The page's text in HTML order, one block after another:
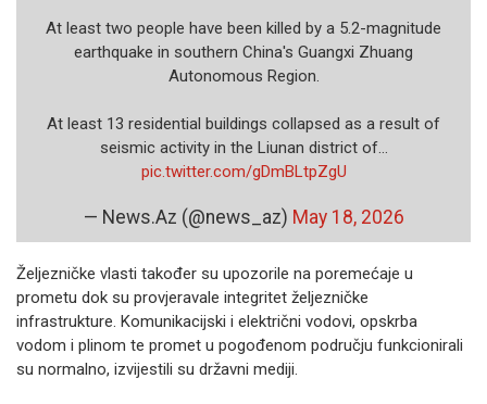
At least two people have been killed by a 5.2-magnitude
earthquake in southern China's Guangxi Zhuang
Autonomous Region.
At least 13 residential buildings collapsed as a result of
seismic activity in the Liunan district of…
pic.twitter.com/gDmBLtpZgU
— News.Az (@news_az) May 18, 2026
Željezničke vlasti također su upozorile na poremećaje u
prometu dok su provjeravale integritet željezničke
infrastrukture. Komunikacijski i električni vodovi, opskrba
vodom i plinom te promet u pogođenom području funkcionirali
su normalno, izvijestili su državni mediji.